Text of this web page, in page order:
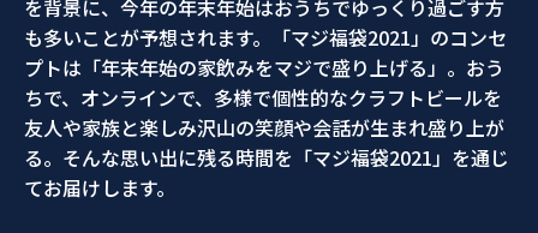
を背景に、今年の年末年始はおうちでゆっくり過ごす方
も多いことが予想されます。「マジ福袋2021」のコンセ
プトは「年末年始の家飲みをマジで盛り上げる」。おう
ちで、オンラインで、多様で個性的なクラフトビールを
友人や家族と楽しみ沢山の笑顔や会話が生まれ盛り上が
る。そんな思い出に残る時間を「マジ福袋2021」を通じ
てお届けします。